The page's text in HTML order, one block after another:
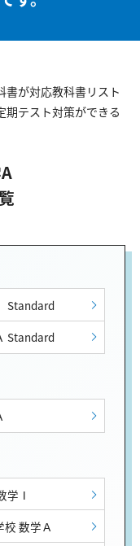
書が対応教科書リスト
期テスト対策ができる
Standard
Standard
学Ⅰ
校 数学Ａ